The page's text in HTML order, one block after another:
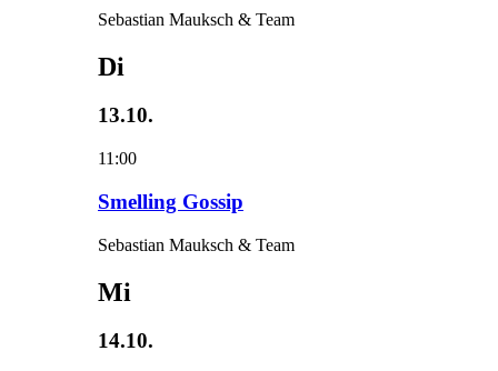
Sebastian Mauksch & Team
Di
13.10.
11:00
Smelling Gossip
Sebastian Mauksch & Team
Mi
14.10.